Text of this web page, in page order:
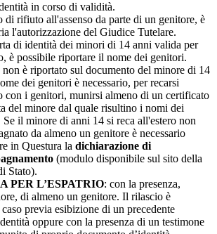
in corso di validità.
di rifiuto all'assenso da parte di un genitore, è
l'autorizzazione del Giudice Tutelare.
di identità dei minori di 14 anni valida per
è possibile riportare il nome dei genitori.
non è riportato sul documento del minore di 14
dei genitori è necessario, per recarsi
con i genitori, munirsi almeno di un certificato
del minore dal quale risultino i nomi dei
Se il minore di anni 14 si reca all'estero non
da almeno un genitore è necessario
in Questura la dichiarazione di
(modulo disponibile sul sito della
Stato).
PER L’ESPATRIO: con la presenza,
di almeno un genitore. Il rilascio è
previa esibizione di un precedente
oppure con la presenza di un testimone